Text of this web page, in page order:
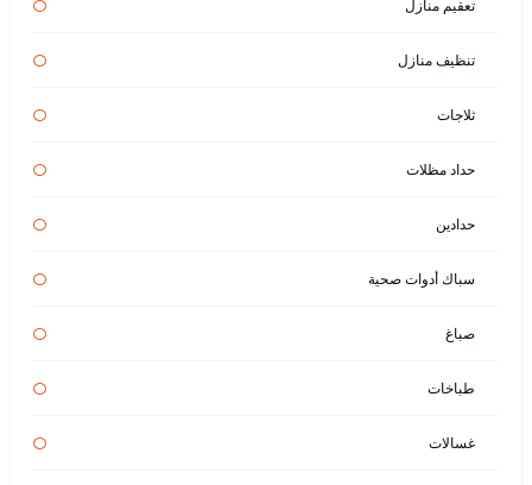
تعقيم منازل
تنظيف منازل
ثلاجات
حداد مظلات
حدادين
سباك أدوات صحية
صباغ
طباخات
غسالات